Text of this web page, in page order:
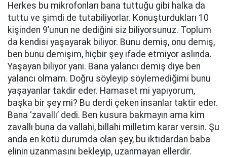
Herkes bu mikrofonları bana tuttuğu gibi halka da
tuttu ve şimdi de tutabiliyorlar. Konuşturdukları 10
kişinden 9’unun ne dediğini siz biliyorsunuz. Toplum
da kendisi yaşayarak biliyor. Bunu demiş, onu demiş,
ben bunu demişim, hiçbir şey ifade etmiyor aslında.
Yaşayan biliyor yani. Bana yalancı demiş diye ben
yalancı olmam. Doğru söyleyip söylemediğimi bunu
yaşayanlar takdir eder. Hamaset mi yapıyorum,
başka bir şey mi? Bu derdi çeken insanlar taktir eder.
Bana ‘zavallı’ dedi. Ben kusura bakmayın ama kim
zavallı buna da vallahi, billahi milletim karar versin. Şu
anda en kötü durumda olan şey, bu iktidardan baba
elinin uzanmasını bekleyip, uzanmayan ellerdir.